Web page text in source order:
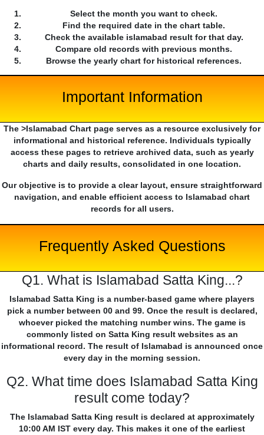
Select the month you want to check.
Find the required date in the chart table.
Check the available islamabad result for that day.
Compare old records with previous months.
Browse the yearly chart for historical references.
Important Information
The >Islamabad Chart page serves as a resource exclusively for
informational and historical reference. Individuals typically
access these pages to retrieve archived data, such as yearly
charts and daily results, consolidated in one location.
Our objective is to provide a clear layout, ensure straightforward
navigation, and enable efficient access to Islamabad chart
records for all users.
Frequently Asked Questions
Q1. What is Islamabad Satta King...?
Islamabad Satta King is a number-based game where players
pick a number between 00 and 99. Once the result is declared,
whoever picked the matching number wins. The game is
commonly listed on Satta King result websites as an
informational record. The result of Islamabad is announced once
every day in the morning session.
Q2. What time does Islamabad Satta King
result come today?
The Islamabad Satta King result is declared at approximately
10:00 AM IST every day. This makes it one of the earliest